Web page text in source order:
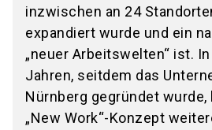
inzwischen an 24
expandiert wurde und ein
„neuer Arbeitswelten“ ist.
Jahren, seitdem das
Nürnberg gegründet
„New Work“-Konzept